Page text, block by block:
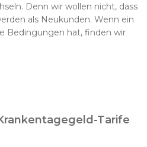
Denn wir wollen nicht, dass
als Neukunden. Wenn ein
Bedingungen hat, finden wir
Tarife